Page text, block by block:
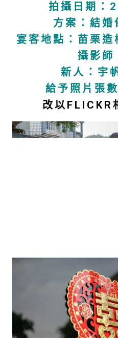
拍攝日期：
方案：結婚
宴客地點：苗栗
攝影師
新人：宇
給予照片張
改以FLICKR